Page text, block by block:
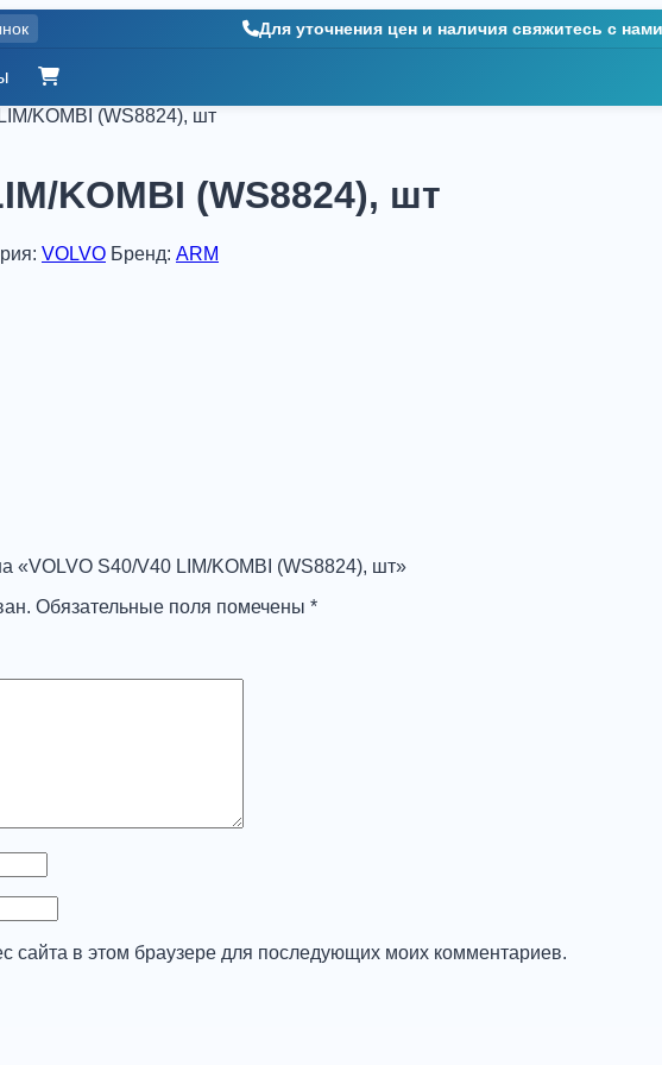
Для уточнения цен и наличия свяжитесь с
KOMBI (WS8824), шт
KOMBI (WS8824), шт
VOLVO Бренд: ARM
«VOLVO S40/V40 LIM/KOMBI (WS8824), шт»
Обязательные поля помечены *
сайта в этом браузере для последующих моих комментариев.